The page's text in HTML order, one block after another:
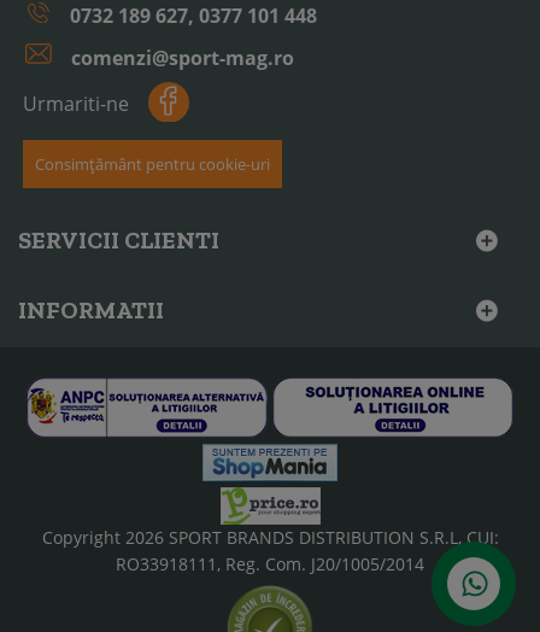
0732 189 627, 0377 101 448
comenzi@sport-mag.ro
Urmariti-ne
Consimțământ pentru cookie-uri
SERVICII CLIENTI
INFORMATII
Copyright 2026 SPORT BRANDS DISTRIBUTION S.R.L, CUI:
RO33918111, Reg. Com. J20/1005/2014